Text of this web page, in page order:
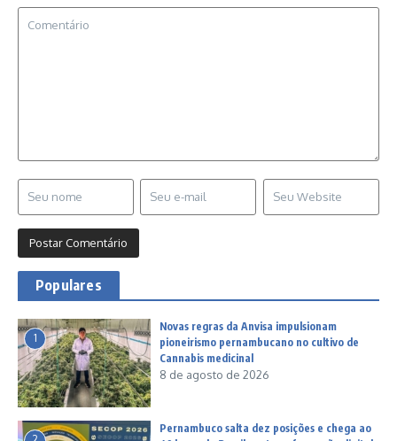
Populares
1
Novas regras da Anvisa impulsionam
pioneirismo pernambucano no cultivo de
Cannabis medicinal
8 de agosto de 2026
Pernambuco salta dez posições e chega ao